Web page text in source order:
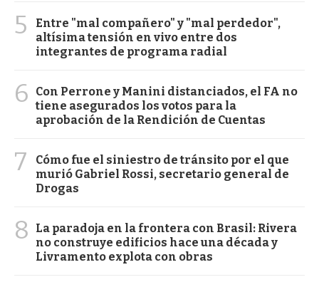
5
Entre "mal compañero" y "mal perdedor",
altísima tensión en vivo entre dos
integrantes de programa radial
6
Con Perrone y Manini distanciados, el FA no
tiene asegurados los votos para la
aprobación de la Rendición de Cuentas
7
Cómo fue el siniestro de tránsito por el que
murió Gabriel Rossi, secretario general de
Drogas
8
La paradoja en la frontera con Brasil: Rivera
no construye edificios hace una década y
Livramento explota con obras